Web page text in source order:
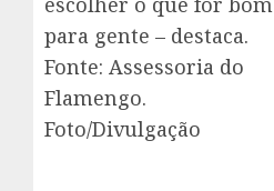
para gente – destaca.
Fonte: Assessoria do
Flamengo.
Foto/Divulgação